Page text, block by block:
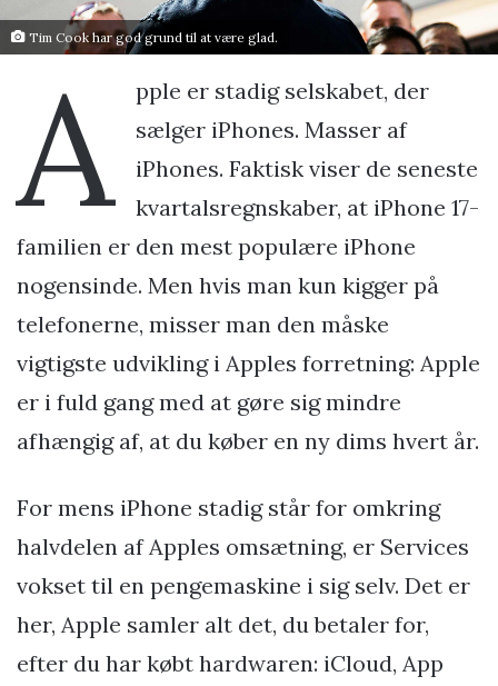
Tim Cook har god grund til at være glad.
A
pple er stadig selskabet, der
sælger iPhones. Masser af
iPhones. Faktisk viser de seneste
kvartalsregnskaber, at iPhone 17-
familien er den mest populære iPhone
nogensinde. Men hvis man kun kigger på
telefonerne, misser man den måske
vigtigste udvikling i Apples forretning: Apple
er i fuld gang med at gøre sig mindre
afhængig af, at du køber en ny dims hvert år.
For mens iPhone stadig står for omkring
halvdelen af Apples omsætning, er Services
vokset til en pengemaskine i sig selv. Det er
her, Apple samler alt det, du betaler for,
efter du har købt hardwaren: iCloud, App